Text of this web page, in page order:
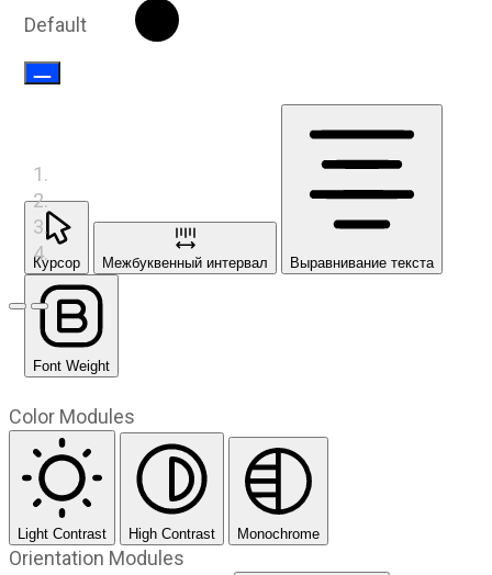
Предыдущий слайд
Следующий слайд
Default
Курсор Межбуквенный интервал Выравнивание текста
Font Weight
Color Modules
Light Contrast High Contrast Monochrome
Orientation Modules